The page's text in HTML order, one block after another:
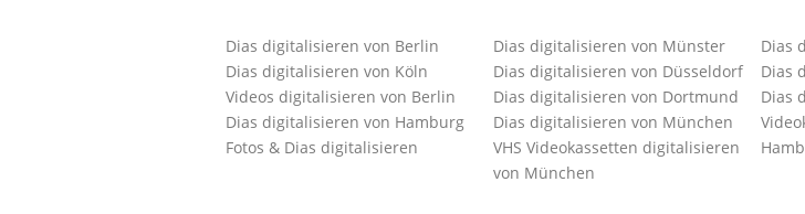
Dias digitalisieren von Berlin
Dias digitalisieren von Köln
Videos digitalisieren von Berlin
Dias digitalisieren von Hamburg
Fotos & Dias digitalisieren
Dias digitalisieren von Münster
Dias digitalisieren von Düsseldorf
Dias digitalisieren von Dortmund
Dias digitalisieren von München
VHS Videokassetten digitalisieren
von München
Dias
Dias
Dias